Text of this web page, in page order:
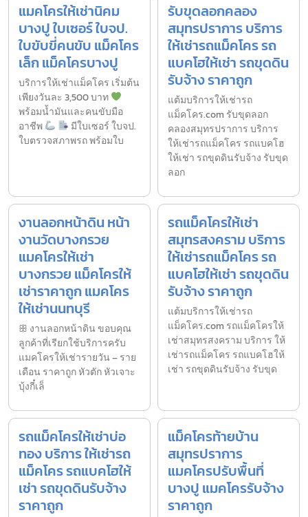
แมคโครให้เช่านิคม
บางปู ใบเซอร์ ใบจป.
ใบขับขี่คนขับ แม็คโคร
เล็ก แม็คโครบางปู
บริการให้เช่าแม็คโคร เริ่มต้น
เพียงวันละ 3,500 บาท
พร้อมน้ำมันและคนขับมือ
อาชีพ
มีใบเซอร์ ใบจป.
ใบตรวจสภาพรถ พร้อมใบ
รับขุดลอกคลอง
สมุทรปราการ บริการ
ให้เช่ารถแม็คโคร รถ
แบคโฮให้เช่า รถขุดดิน
รับจ้าง ราคาถูก
แต้มบริการให้เช่ารถ
แม็คโคร.com รับขุดลอก
คลองสมุทรปราการ บริการ
ให้เช่ารถแม็คโคร รถแบคโฮ
ให้เช่า รถขุดดินรับจ้าง รับขุด
ลอก
งานลอกหน้าดิน หน้า
งานวัดบางกรวย
แมคโครให้เช่า
บางกรวย แม็คโครให้
เช่าราคาถูก แมคโคร
ให้เช่านนทบุรี
ꕥ งานลอกหน้าดิน ขอบคุณ
ลูกค้าที่เรียกใช้บริการครับ
แมคโครให้เช่ารายวัน – ราย
เดือน ราคาถูก หัวตัก หัวเจาะ
บุ้งกี๋เล็
รถแม็คโครให้เช่า
สมุทรสงคราม บริการ
ให้เช่ารถแม็คโคร รถ
แบคโฮให้เช่า รถขุดดิน
รับจ้าง ราคาถูก
แต้มบริการให้เช่ารถ
แม็คโคร.com รถแม็คโครให้
เช่าสมุทรสงคราม บริการ ให้
เช่ารถแม็คโคร รถแบคโฮให้
เช่า รถขุดดินรับจ้าง รับขุด
รถแม็คโครให้เช่าบ่อ
ทอง บริการ ให้เช่ารถ
แม็คโคร รถแบคโฮให้
เช่า รถขุดดินรับจ้าง
ราคาถูก
แม็คโครท้ายบ้าน
สมุทรปราการ
แมคโครปรับพื้นที่
บางปู แมคโครรับจ้าง
ราคาถูก